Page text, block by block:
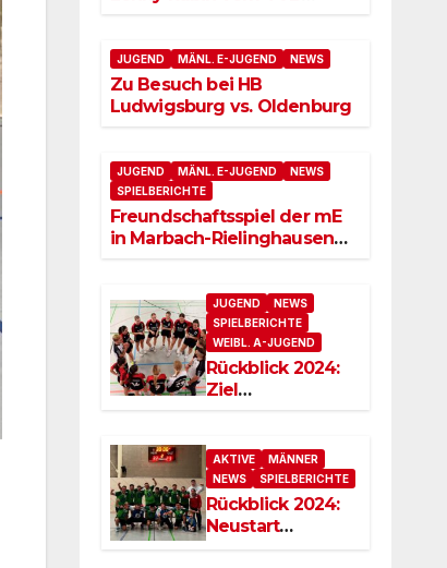
JUGEND MÄNL. E-JUGEND NEWS
Zu Besuch bei HB
Ludwigsburg vs. Oldenburg
JUGEND MÄNL. E-JUGEND
NEWS
SPIELBERICHTE
Freundschaftsspiel der mE
in Marbach-Rielinghausen
JUGEND
NEWS
SPIELBERICHTE
WEIBL. A-JUGEND
Rückblick 2024:
Ziel
AKTIVE
MÄNNER
NEWS
SPIELBERICHTE
Rückblick 2024:
Neustart
geglückt